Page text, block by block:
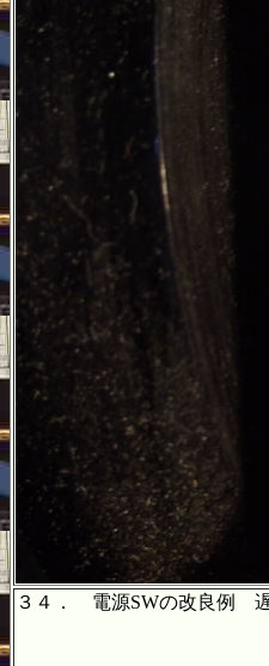
３４． 電源SWの改良例
電源部にリレー
トロイダル・トラ